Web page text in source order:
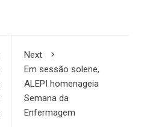
Next
Em sessão solene,
ALEPI homenageia
Semana da
Enfermagem